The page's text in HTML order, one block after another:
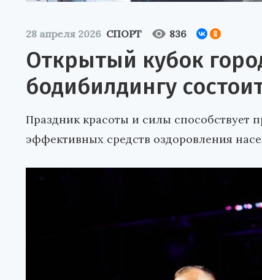
28 апреля 2026 СПОРТ 836
Открытый кубок
бодибилдингу
Праздник красоты и силы способствует
эффективных средств оздоровления